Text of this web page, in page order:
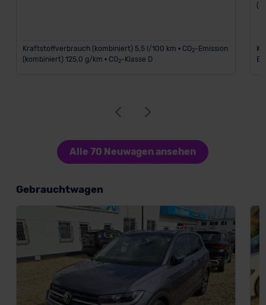
Kraftstoffverbrauch (kombiniert) 5,5 l/100 km • CO 2-Emission
(kombiniert) 125,0 g/km • CO 2-Klasse D
Alle 70 Neuwagen ansehen
Gebrauchtwagen